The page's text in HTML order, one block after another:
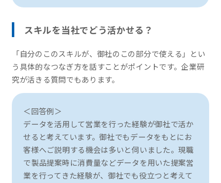
スキルを当社でどう活かせる？
「自分のこのスキルが、御社のこの部分で使える」とい
う具体的なつなぎ方を話すことがポイントです。企業研
究が活きる質問でもあります。
＜回答例＞
データを活用して営業を行った経験が御社で活か
せると考えています。御社でもデータをもとにお
客様へご説明する機会は多いと伺いました。現職
で製品提案時に消費量などデータを用いた提案営
業を行ってきた経験が、御社でも役立つと考えて